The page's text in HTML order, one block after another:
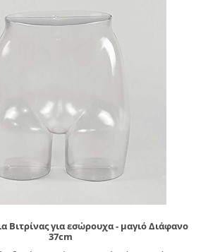
Βιτρίνας για εσώρουχα - μαγιό Διάφανο
37cm